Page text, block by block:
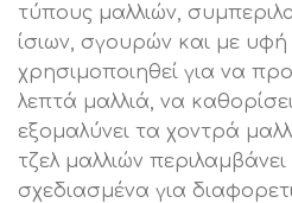
τύπους μαλλιών,
ίσιων, σγουρών και με
χρησιμοποιηθεί για να
λεπτά μαλλιά, να
εξομαλύνει τα χοντρά
τζελ μαλλιών
σχεδιασμένα για